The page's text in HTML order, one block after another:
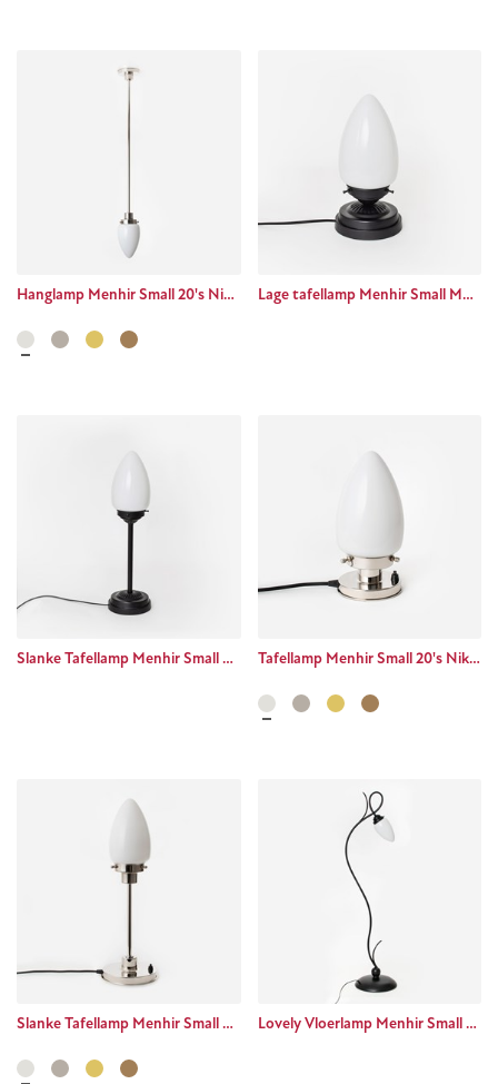
Hanglamp Menhir Small 20's Nikkel Lage tafellamp Menhir Small Moonlight
Slanke Tafellamp Menhir Small Moonlight Tafellamp Menhir Small 20's Nikkel
Slanke Tafellamp Menhir Small 20's Nikkel Lovely Vloerlamp Menhir Small Moonlight